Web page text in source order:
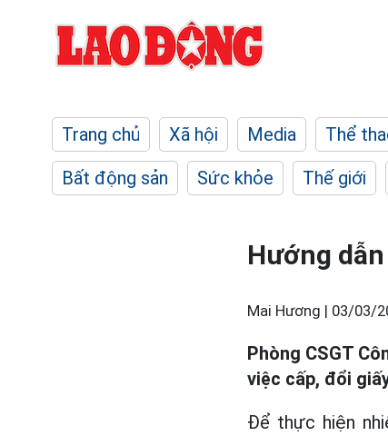
Trang chủ Xã hội Media Thể
Bất động sản
Sức khỏe Thế giới
Hướng
Mai Hương | 03/03/
Phòng CSGT
việc cấp, đổi
Để thực hiện